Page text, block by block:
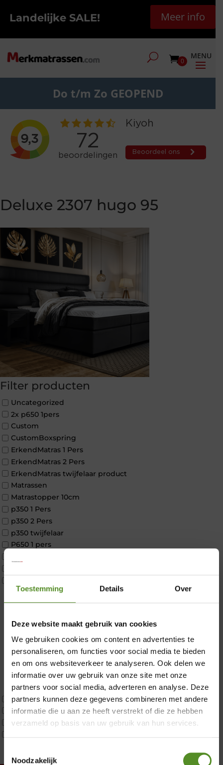
Toestemming Details Over
Deze website maakt gebruik van cookies
We gebruiken cookies om content en advertenties te
personaliseren, om functies voor social media te bieden
en om ons websiteverkeer te analyseren. Ook delen we
informatie over uw gebruik van onze site met onze
partners voor social media, adverteren en analyse. Deze
partners kunnen deze gegevens combineren met andere
informatie die u aan ze heeft verstrekt of die ze hebben
verzameld op basis van uw gebruik van hun services.
Noodzakelijk
Landelijke SALE! Meer info
0
Do t/m Zo GEOPEND
Deluxe 2307 hugo 95
Filter producten
Uncategorized
2x p650 1pers
Custom
CustomBoxspring
ErkendMatras 1 Pers
ErkendMatras 2 Pers
ErkendMatras twijfelaar product
Matrassen
Matrastopper 10cm
p350 1 Pers
p350 2 Pers
p350 twijfelaar
P650 1 pers
Maatvoering
1 persoon
2 personen split
Twijfelaar
Materiaal
Koudschuim
Latex
Traagschuim
Tweepersoons 1 kern
Tweepersoons 1 kern product
Tweepersoons 2 kernen